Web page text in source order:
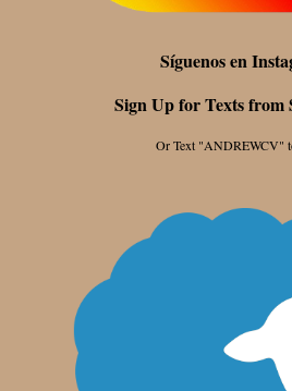
Síguenos en
Sign Up for Texts from
Or Text "ANDREWCV"